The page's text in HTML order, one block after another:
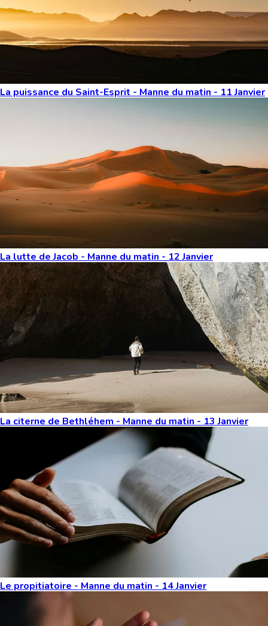
La puissance du Saint-Esprit - Manne du matin - 11 Janvier
La lutte de Jacob - Manne du matin - 12 Janvier
La citerne de Bethléhem - Manne du matin - 13 Janvier
Le propitiatoire - Manne du matin - 14 Janvier